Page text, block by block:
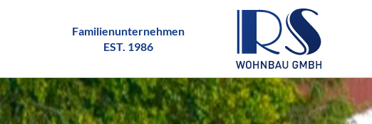
Familienunternehmen
EST. 1986